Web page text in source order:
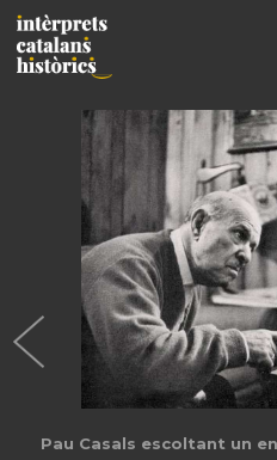
Pau Casals escoltant un